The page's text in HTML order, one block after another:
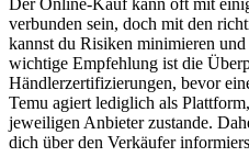
verbunden sein, doch mit den
kannst du Risiken minimieren
wichtige Empfehlung ist die
Händlerzertifizierungen, bevor
Temu agiert lediglich als
jeweiligen Anbieter zustande.
dich über den Verkäufer